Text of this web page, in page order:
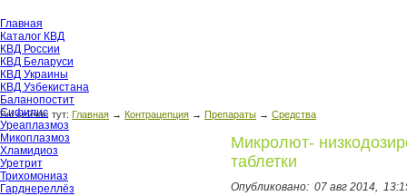
Главная
Каталог КВД
КВД России
КВД Беларуси
КВД Украины
КВД Узбекистана
Баланопостит
Сифилис
Уреаплазмоз
Микоплазмоз
Хламидиоз
Уретрит
Трихомониаз
Гарднереллёз
Вы сейчас тут: Главная → Контрацепция → Препараты → Средства
Микролют-
таблетки
Опубликовано: 07 авг 2014,